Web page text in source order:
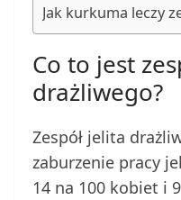
Jak kurkuma leczy
Co to jest
drażliwego?
Zespół jelita
zaburzenie pracy
14 na 100 kobiet i